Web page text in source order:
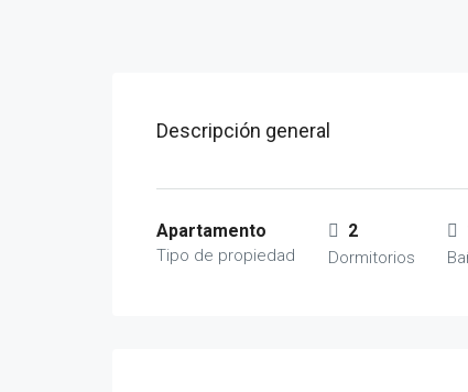
Descripción general
Apartamento
Tipo de propiedad
2
Dormitorios